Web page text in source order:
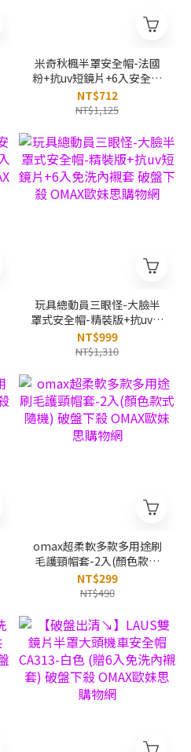
米奇秋楓半罩安全帽-法國
粉+抗uv短鏡片+6入安全帽
內襯套 破盤下殺 OMAX歐
妹思購物網
NT$712
NT$1,125
玩具總動員三眼怪-大臉半
罩式安全帽-精裝版+抗uv短
鏡片+6入免洗內襯套 破盤
下殺 OMAX歐妹思購物網
NT$999
NT$1,310
omax超柔軟多款多用途刷
毛護頸帽套-2入(顏色款式
隨機) 破盤下殺 OMAX歐妹
思購物網
NT$299
NT$490